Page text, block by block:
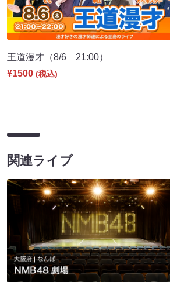
王道漫才（8/6 21:00）
¥1500 (税込)
関連ライブ